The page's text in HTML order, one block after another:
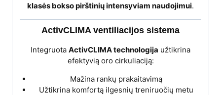
klasės bokso pirštinių intensyviam naudojimui.
ActivCLIMA ventiliacijos sistema
Integruota ActivCLIMA technologija užtikrina
efektyvią oro cirkuliaciją:
Mažina rankų prakaitavimą
Užtikrina komfortą ilgesnių treniruočių metu